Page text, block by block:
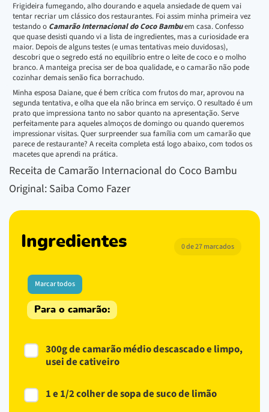
Frigideira fumegando, alho dourando e aquela ansiedade de quem vai
tentar recriar um clássico dos restaurantes. Foi assim minha primeira vez
testando o Camarão Internacional do Coco Bambuem casa. Confesso
que quase desisti quando vi a lista de ingredientes, mas a curiosidade era
maior. Depois de alguns testes (e umas tentativas meio duvidosas),
descobri que o segredo está no equilíbrio entre o leite de coco e o molho
branco. A manteiga precisa ser de boa qualidade, e o camarão não pode
cozinhar demais senão fica borrachudo.
Minha esposa Daiane, que é bem crítica com frutos do mar, aprovou na
segunda tentativa, e olha que ela não brinca em serviço. O resultado é um
prato que impressiona tanto no sabor quanto na apresentação. Serve
perfeitamente para aqueles almoços de domingo ou quando queremos
impressionar visitas. Quer surpreender sua família com um camarão que
parece de restaurante? A receita completa está logo abaixo, com todos os
macetes que aprendi na prática.
Receita de Camarão Internacional do Coco Bambu
Original: Saiba Como Fazer
Ingredientes 0 de 27 marcados
Marcar todos
Para o camarão:
300g de camarão médio descascado e limpo,
usei de cativeiro
1 e 1/2 colher de sopa de suco de limão